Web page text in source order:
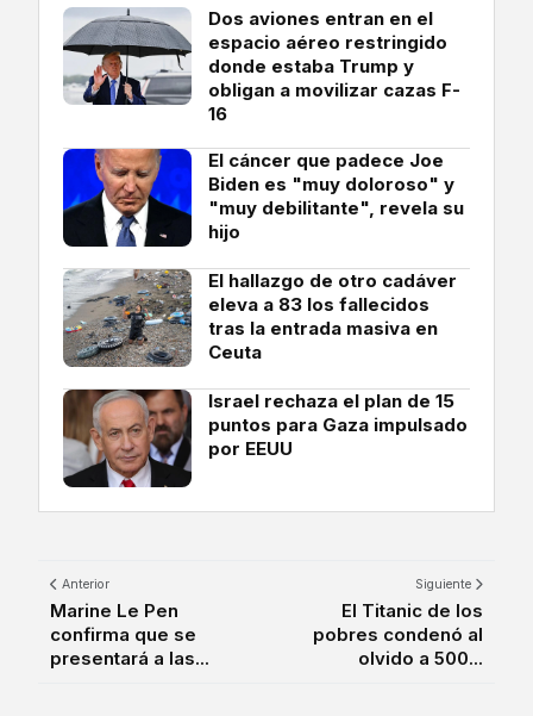
Dos aviones entran en el
espacio aéreo restringido
donde estaba Trump y
obligan a movilizar cazas F-
16
El cáncer que padece Joe
Biden es "muy doloroso" y
"muy debilitante", revela su
hijo
El hallazgo de otro cadáver
eleva a 83 los fallecidos
tras la entrada masiva en
Ceuta
Israel rechaza el plan de 15
puntos para Gaza impulsado
por EEUU
Anterior
Marine Le Pen
confirma que se
presentará a las...
Siguiente
El Titanic de los
pobres condenó al
olvido a 500...